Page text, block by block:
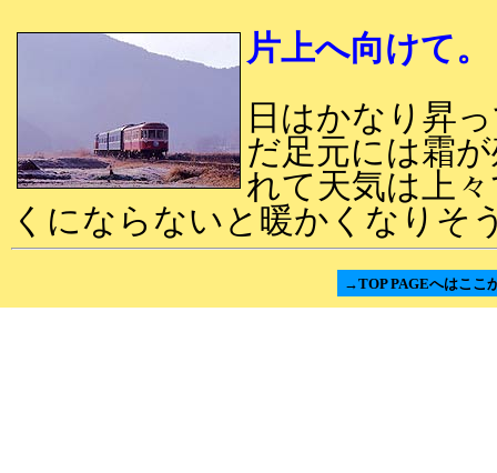
片上へ向けて
日はかなり昇
だ足元には霜
れて天気は上
くにならないと暖かくなりそ
→TOP PAGEへはここ